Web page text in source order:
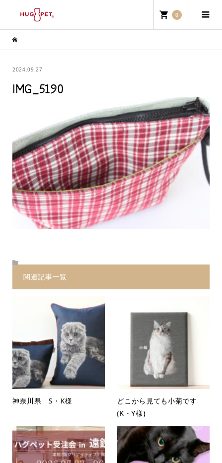
0
2024.09.27
IMG_5190
関連記事一覧
神奈川県 S・K様
どこから見ても小菊です
(K・Y様)